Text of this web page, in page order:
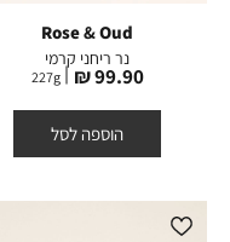
Rose & Oud
נר ריחני קרמי
מחיר
99.90 ₪
227g
הוספה לסל